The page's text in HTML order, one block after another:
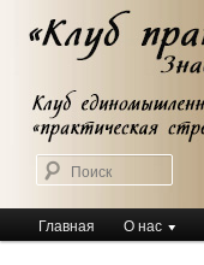
Перейти
основному
содержимому
Клуб
Клуб практической
Главное
меню
Главная О нас